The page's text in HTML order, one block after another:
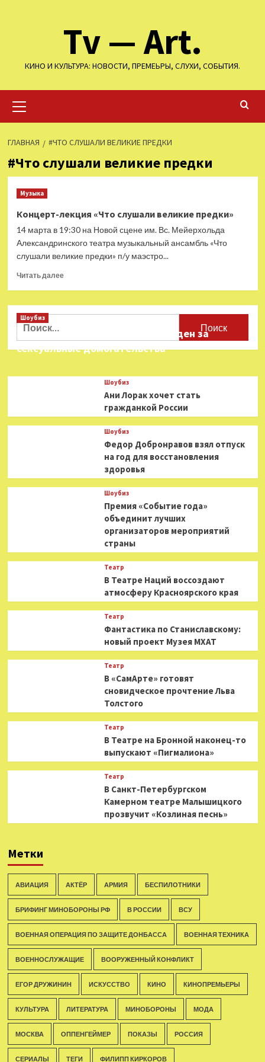
Tv — Art.
КИНО И КУЛЬТУРА: НОВОСТИ, ПРЕМЕЬРЫ, СЛУХИ, СОБЫТИЯ.
меню
ГЛАВНАЯ #ЧТО СЛУШАЛИ ВЕЛИКИЕ ПРЕДКИ
#Что слушали великие предки
Музыка
Концерт-лекция «Что слушали великие предки»
14 марта в 19:30 на Новой сцене им. Вс. Мейерхольда
Александринского театра музыкальный ансамбль «Что
слушали великие предки» п/у маэстро...
Читать далееПрочитать
Концерт-
слушали
великие
Найти:
Шоубиз
Звезда «Игры в кальмара» осужден за
сексуальные домогательства
Шоубиз
Ани Лорак хочет стать
гражданкой России
Шоубиз
Федор Добронравов взял отпуск
на год для восстановления
здоровья
Шоубиз
Премия «Событие года»
объединит лучших
организаторов мероприятий
страны
Театр
В Театре Наций воссоздают
атмосферу Красноярского края
Театр
Фантастика по Станиславскому:
новый проект Музея МХАТ
Театр
В «СамАрте» готовят
сновидческое прочтение Льва
Толстого
Театр
В Театре на Бронной наконец-то
выпускают «Пигмалиона»
Театр
В Санкт-Петербургском
Камерном театре Малышицкого
прозвучит «Козлиная песнь»
Метки
АВИАЦИЯ АКТЁР АРМИЯ БЕСПИЛОТНИКИ
БРИФИНГ МИНОБОРОНЫ РФ В РОССИИ ВСУ
ВОЕННАЯ ОПЕРАЦИЯ ПО ЗАЩИТЕ ДОНБАССА ВОЕННАЯ ТЕХНИКА
ВОЕННОСЛУЖАЩИЕ ВООРУЖЕННЫЙ КОНФЛИКТ
ЕГОР ДРУЖИНИН ИСКУССТВО КИНО КИНОПРЕМЬЕРЫ
КУЛЬТУРА ЛИТЕРАТУРА МИНОБОРОНЫ МОДА
МОСКВА ОППЕНГЕЙМЕР ПОКАЗЫ РОССИЯ
СЕРИАЛЫ ТЕГИ ФИЛИПП КИРКОРОВ